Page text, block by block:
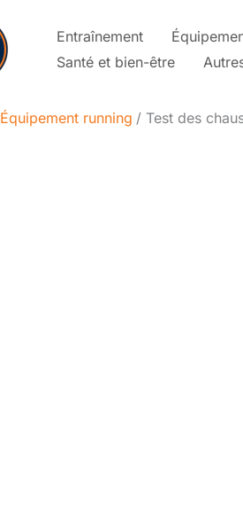
Entraînement
Santé et bien-être
Équipement running Test des